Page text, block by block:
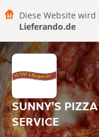
Diese Website
Lieferando.de
SUNNY'S PIZZA
SERVICE